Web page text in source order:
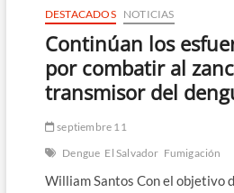
chikunguña
DESTACADOS NOTICIAS
Continúan los
por combatir al
transmisor del
septiembre 11
Dengue El Salvador Fumigación
William Santos Con el objetivo